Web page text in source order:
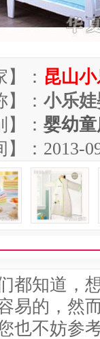
】： 昆山
】： 小乐
】： 婴幼
】：2013-
知道，
易的，然
也不妨参